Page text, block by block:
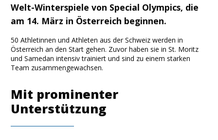
Welt-Winterspiele von Special Olympics, die
am 14. März in Österreich beginnen.
50 Athletinnen und Athleten aus der Schweiz werden in
Österreich an den Start gehen. Zuvor haben sie in St. Moritz
und Samedan intensiv trainiert und sind zu einem starken
Team zusammengewachsen.
Mit prominenter
Unterstützung